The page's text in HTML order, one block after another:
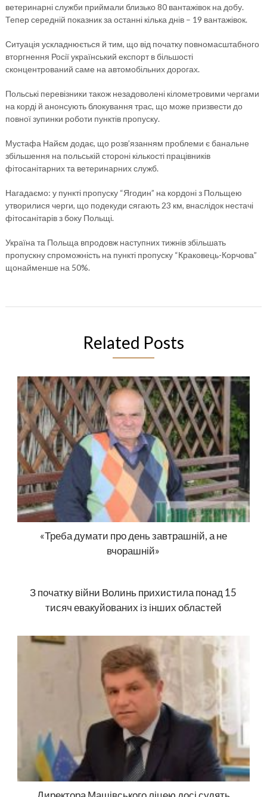
ветеринарні служби приймали близько 80 вантажівок на добу.
Тепер середній показник за останні кілька днів – 19 вантажівок.
Ситуація ускладнюється й тим, що від початку повномасштабного
вторгнення Росії український експорт в більшості
сконцентрований саме на автомобільних дорогах.
Польські перевізники також незадоволені кілометровими чергами
на корді й анонсують блокування трас, що може призвести до
повної зупинки роботи пунктів пропуску.
Мустафа Найєм додає, що розв’язанням проблеми є банальне
збільшення на польській стороні кількості працівників
фітосанітарних та ветеринарних служб.
Нагадаємо: у пункті пропуску “Ягодин” на кордоні з Польщею
утворилися черги, що подекуди сягають 23 км, внаслідок нестачі
фітосанітарів з боку Польщі.
Україна та Польща впродовж наступних тижнів збільшать
пропускну спроможність на пункті пропуску “Краковець-Корчова”
щонайменше на 50%.
Related Posts
«Треба думати про день завтрашній, а не
вчорашній»
З початку війни Волинь прихистила понад 15
тисяч евакуйованих із інших областей